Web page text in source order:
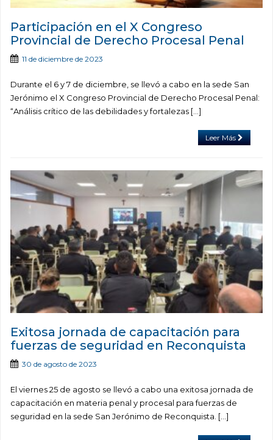
Participación en el X Congreso
Provincial de Derecho Procesal Penal
11 de diciembre de 2023
Durante el 6 y 7 de diciembre, se llevó a cabo en la sede San
Jerónimo el X Congreso Provincial de Derecho Procesal Penal:
“Análisis crítico de las debilidades y fortalezas […]
Leer Más
Exitosa jornada de capacitación para
fuerzas de seguridad en Reconquista
30 de agosto de 2023
El viernes 25 de agosto se llevó a cabo una exitosa jornada de
capacitación en materia penal y procesal para fuerzas de
seguridad en la sede San Jerónimo de Reconquista. […]